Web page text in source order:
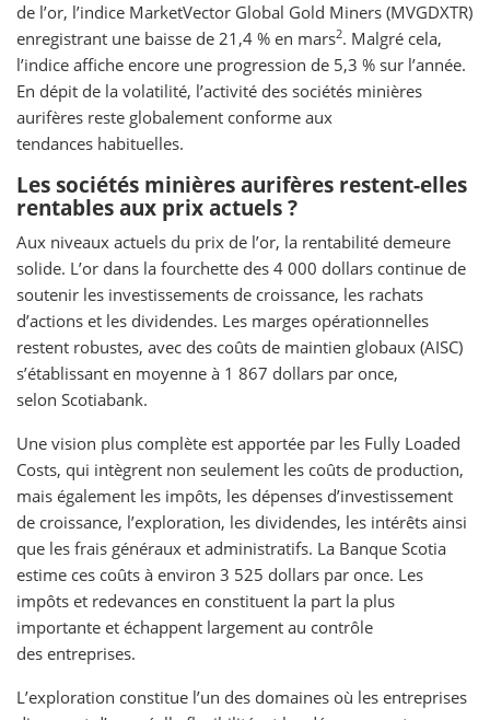
de l’or, l’indice MarketVector Global Gold Miners (MVGDXTR)
enregistrant une baisse de 21,4 % en mars2. Malgré cela,
l’indice affiche encore une progression de 5,3 % sur l’année.
En dépit de la volatilité, l’activité des sociétés minières
aurifères reste globalement conforme aux
tendances habituelles.
Les sociétés minières aurifères restent-elles
rentables aux prix actuels ?
Aux niveaux actuels du prix de l’or, la rentabilité demeure
solide. L’or dans la fourchette des 4 000 dollars continue de
soutenir les investissements de croissance, les rachats
d’actions et les dividendes. Les marges opérationnelles
restent robustes, avec des coûts de maintien globaux (AISC)
s’établissant en moyenne à 1 867 dollars par once,
selon Scotiabank.
Une vision plus complète est apportée par les Fully Loaded
Costs, qui intègrent non seulement les coûts de production,
mais également les impôts, les dépenses d’investissement
de croissance, l’exploration, les dividendes, les intérêts ainsi
que les frais généraux et administratifs. La Banque Scotia
estime ces coûts à environ 3 525 dollars par once. Les
impôts et redevances en constituent la part la plus
importante et échappent largement au contrôle
des entreprises.
L’exploration constitue l’un des domaines où les entreprises